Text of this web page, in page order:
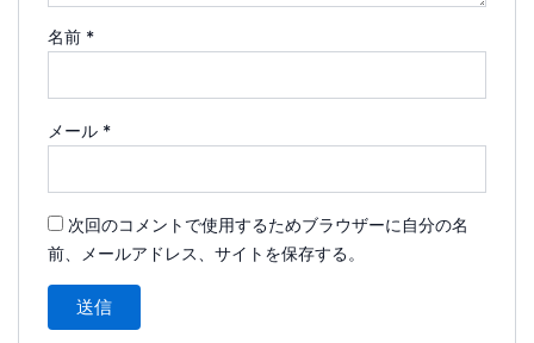
名前 *
メール *
次回のコメントで使用するためブラウザーに自分の名
前、メールアドレス、サイトを保存する。